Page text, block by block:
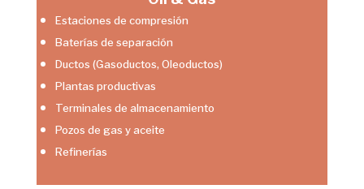
Estaciones de compresión
Baterías de separación​
Ductos (Gasoductos, Oleoductos)​
Plantas productivas​
Terminales de almacenamiento​
Pozos de gas y aceite​
Refinerías​